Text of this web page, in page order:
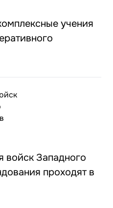
учения
войск Западного
проходят в